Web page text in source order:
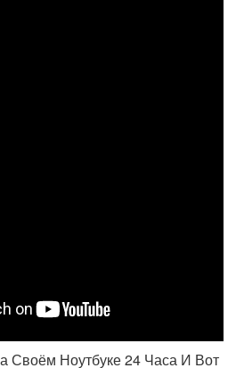
Своём Ноутбуке 24 Часа И Вот